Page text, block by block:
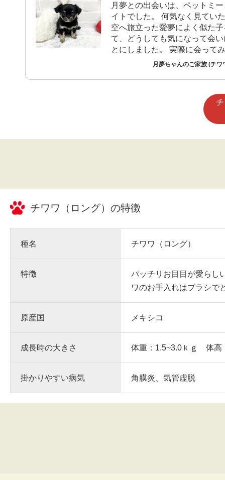
月夢との出会いは、ペットミ
イトでした。 何気なく見てい
空へ旅立った愛夢によく似た
て、どうしても気になって会
とにしました。 実際に会ってみると、顔
立ちは先住犬の理夢にそっく
かまた3匹で暮らしたい」とい
あったものの、愛夢を見送っ
浅く、「こんなに早く新しい
いいのかな」と何日も悩みました
ともたくさん話し合い、悩ん
の子を家族として迎えよう」
月夢ちゃんのご家族 (チワ
チワワ（ロング） の特徴
種名 チワワ（ロング）
特徴
パッチリお目目が愛らし
ワのお手入れはブラシで
原産国 メキシコ
成長時の大きさ 体重：1.5~3.0ｋｇ 体高
掛かりやすい病気 角膜炎、気管虚脱